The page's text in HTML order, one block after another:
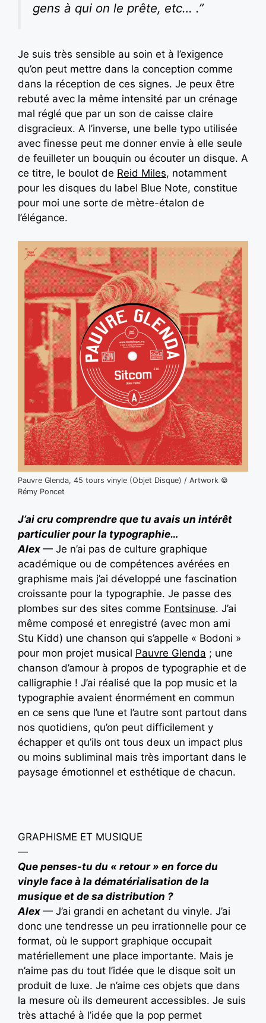
gens à qui on le prête, etc… .”
Je suis très sensible au soin et à l’exigence
qu’on peut mettre dans la conception comme
dans la réception de ces signes. Je peux être
rebuté avec la même intensité par un crénage
mal réglé que par un son de caisse claire
disgracieux. A l’inverse, une belle typo utilisée
avec finesse peut me donner envie à elle seule
de feuilleter un bouquin ou écouter un disque. A
ce titre, le boulot de Reid Miles, notamment
pour les disques du label Blue Note, constitue
pour moi une sorte de mètre-étalon de
l’élégance.
Pauvre Glenda, 45 tours vinyle (Objet Disque) / Artwork ©
Rémy Poncet
J’ai cru comprendre que tu avais un intérêt
particulier pour la typographie…
Alex — Je n’ai pas de culture graphique
académique ou de compétences avérées en
graphisme mais j’ai développé une fascination
croissante pour la typographie. Je passe des
plombes sur des sites comme Fontsinuse. J’ai
même composé et enregistré (avec mon ami
Stu Kidd) une chanson qui s’appelle « Bodoni »
pour mon projet musical Pauvre Glenda ; une
chanson d’amour à propos de typographie et de
calligraphie ! J’ai réalisé que la pop music et la
typographie avaient énormément en commun
en ce sens que l’une et l’autre sont partout dans
nos quotidiens, qu’on peut difficilement y
échapper et qu’ils ont tous deux un impact plus
ou moins subliminal mais très important dans le
paysage émotionnel et esthétique de chacun.
GRAPHISME ET MUSIQUE
—
Que penses-tu du « retour » en force du
vinyle face à la dématérialisation de la
musique et de sa distribution ?
Alex — J’ai grandi en achetant du vinyle. J’ai
donc une tendresse un peu irrationnelle pour ce
format, où le support graphique occupait
matériellement une place importante. Mais je
n’aime pas du tout l’idée que le disque soit un
produit de luxe. Je n’aime ces objets que dans
la mesure où ils demeurent accessibles. Je suis
très attaché à l’idée que la pop permet